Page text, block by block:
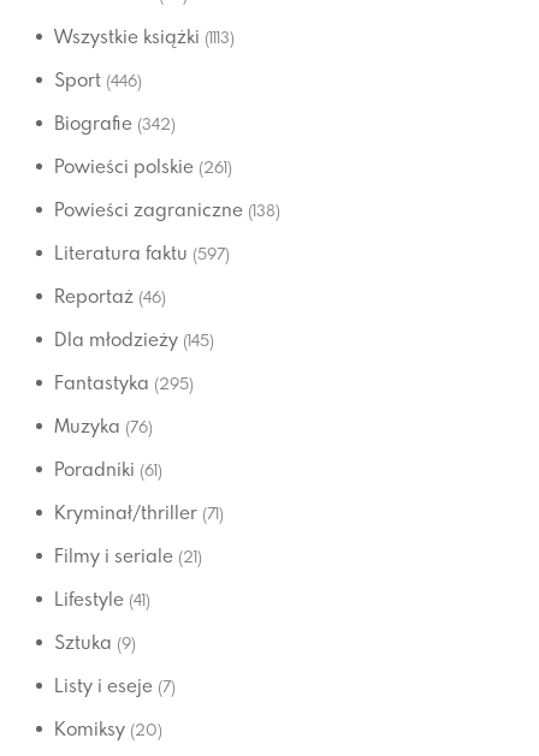
Wszystkie książki (1113)
Sport (446)
Biografie (342)
Powieści polskie (261)
Powieści zagraniczne (138)
Literatura faktu (597)
Reportaż (46)
Dla młodzieży (145)
Fantastyka (295)
Muzyka (76)
Poradniki (61)
Kryminał/thriller (71)
Filmy i seriale (21)
Lifestyle (41)
Sztuka (9)
Listy i eseje (7)
Komiksy (20)